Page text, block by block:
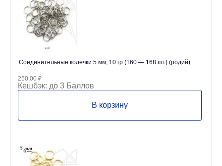
Соединительные колечки 5 мм, 10 гр (160 — 168 шт) (родий)
250,00 ₽
Кешбэк: до 3 Баллов
В корзину